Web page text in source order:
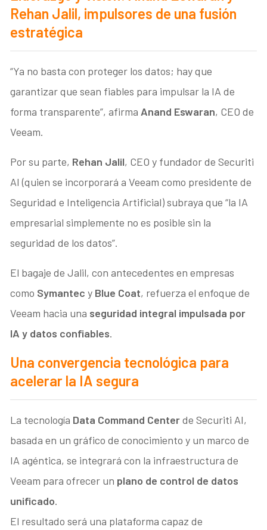
Rehan Jalil, impulsores de una fusión
estratégica
“Ya no basta con proteger los datos; hay que
garantizar que sean fiables para impulsar la IA de
forma transparente”, afirma Anand Eswaran, CEO de
Veeam.
Por su parte, Rehan Jalil, CEO y fundador de Securiti
AI (quien se incorporará a Veeam como presidente de
Seguridad e Inteligencia Artificial) subraya que “la IA
empresarial simplemente no es posible sin la
seguridad de los datos”.
El bagaje de Jalil, con antecedentes en empresas
como Symantec y Blue Coat, refuerza el enfoque de
Veeam hacia una seguridad integral impulsada por
IA y datos confiables.
Una convergencia tecnológica para
acelerar la IA segura
La tecnología Data Command Centerde Securiti AI,
basada en un gráfico de conocimiento y un marco de
IA agéntica, se integrará con la infraestructura de
Veeam para ofrecer un plano de control de datos
unificado.
El resultado será una plataforma capaz de